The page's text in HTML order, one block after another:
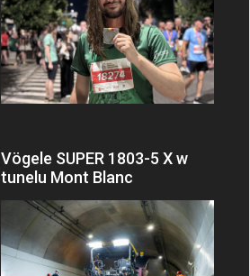
Vögele SUPER 1803-5 X w
tunelu Mont Blanc